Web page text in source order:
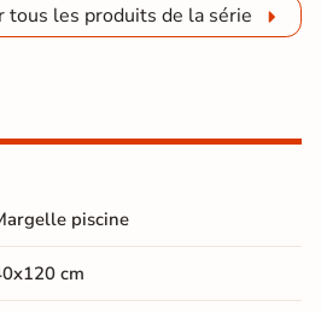
tous les produits de la série
piscine
cm